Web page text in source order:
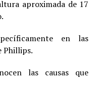
aproximada de 17
en las
Phillips.
las causas que